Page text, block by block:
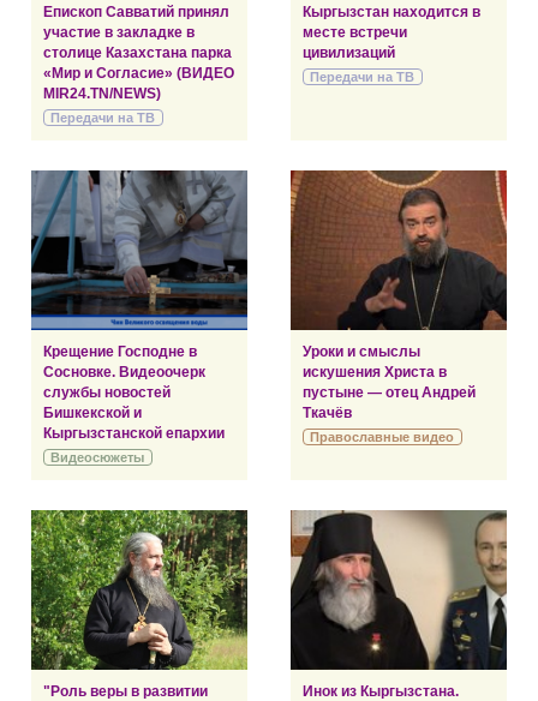
Епископ Савватий принял
участие в закладке в
столице Казахстана парка
«Мир и Согласие» (ВИДЕО
MIR24.TN/NEWS)
Передачи на ТВ
Кыргызстан находится в
месте встречи
цивилизаций
Передачи на ТВ
Крещение Господне в
Сосновке. Видеоочерк
службы новостей
Бишкекской и
Кыргызстанской епархии
Видеосюжеты
Уроки и смыслы
искушения Христа в
пустыне — отец Андрей
Ткачёв
Православные видео
"Роль веры в развитии
Инок из Кыргызстана.